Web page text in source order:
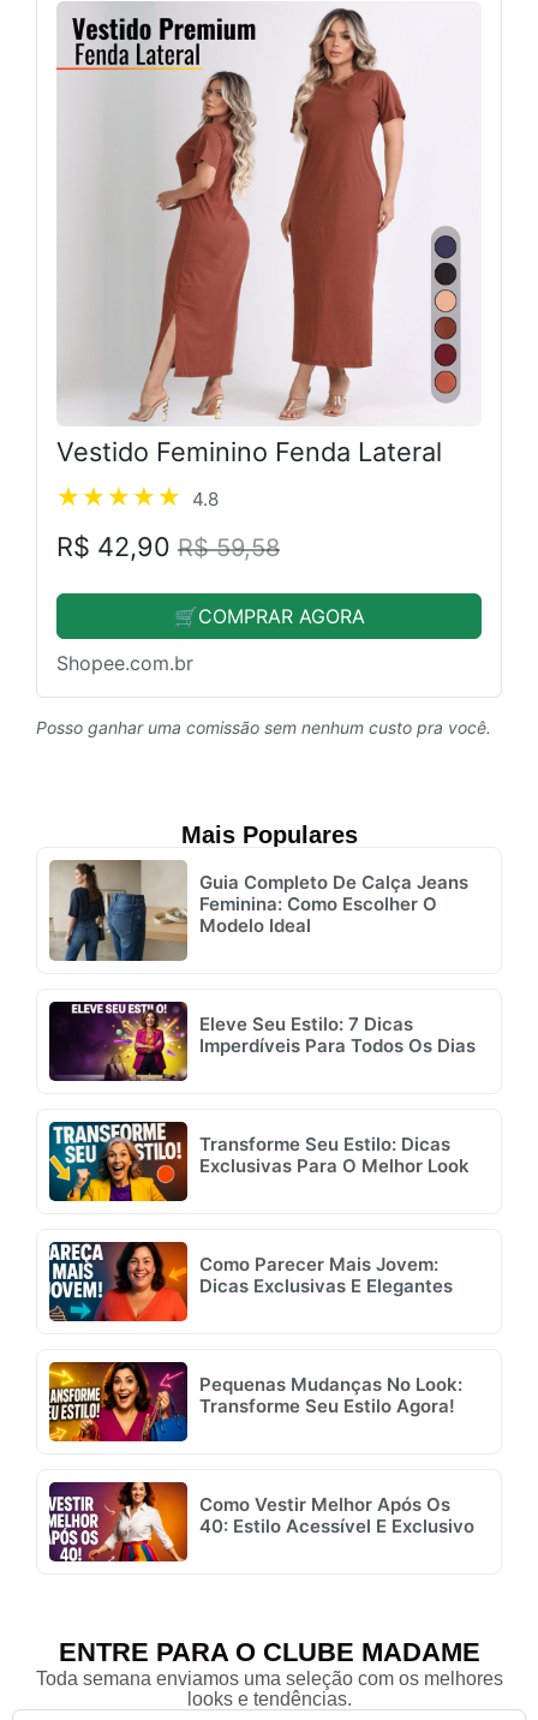
Vestido Feminino Fenda Lateral
4.8
R$ 42,90 R$ 59,58
🛒COMPRAR AGORA
Shopee.com.br
Posso ganhar uma comissão sem nenhum custo pra você.
Mais Populares
Guia Completo De Calça Jeans
Feminina: Como Escolher O
Modelo Ideal
Eleve Seu Estilo: 7 Dicas
Imperdíveis Para Todos Os Dias
Transforme Seu Estilo: Dicas
Exclusivas Para O Melhor Look
Como Parecer Mais Jovem:
Dicas Exclusivas E Elegantes
Pequenas Mudanças No Look:
Transforme Seu Estilo Agora!
Como Vestir Melhor Após Os
40: Estilo Acessível E Exclusivo
ENTRE PARA O CLUBE MADAME
Toda semana enviamos uma seleção com os melhores
looks e tendências.